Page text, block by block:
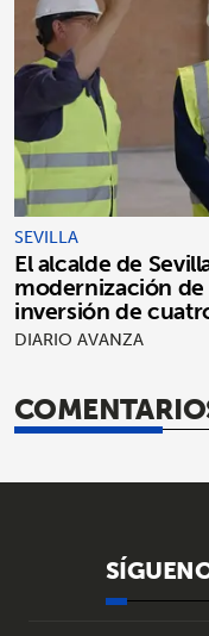
SEVILLA
El alcalde de
modernización de
inversión de
DIARIO AVANZA